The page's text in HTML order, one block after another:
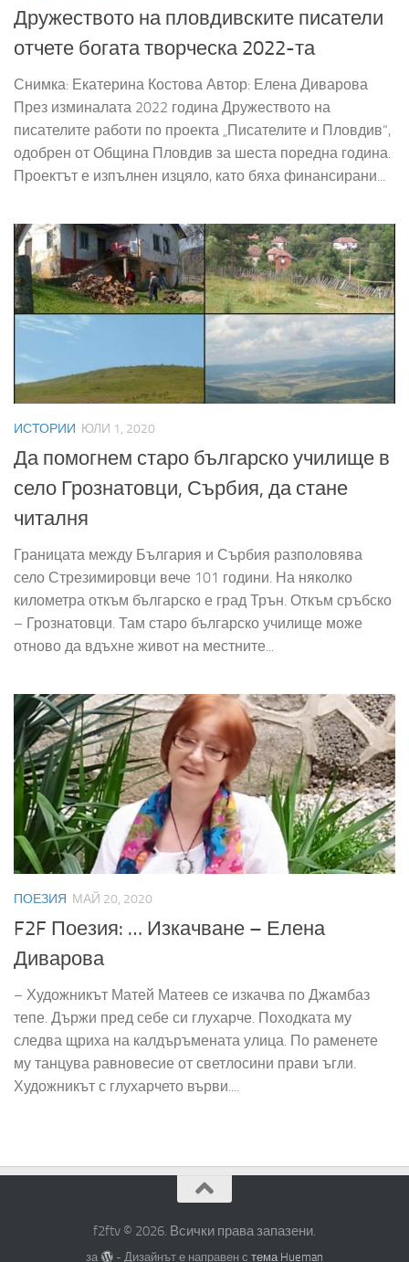
Дружеството на пловдивските писатели
отчете богата творческа 2022-та
Снимка: Екатерина Костова Автор: Елена Диварова
През изминалата 2022 година Дружеството на
писателите работи по проекта „Писателите и Пловдив“,
одобрен от Община Пловдив за шеста поредна година.
Проектът е изпълнен изцяло, като бяха финансирани...
ИСТОРИИ ЮЛИ 1, 2020
Да помогнем старо българско училище в
село Грознатовци, Сърбия, да стане
читалня
Границата между България и Сърбия разполовява
село Стрезимировци вече 101 години. На няколко
километра откъм българско е град Трън. Откъм сръбско
– Грознатовци. Там старо българско училище може
отново да вдъхне живот на местните...
ПОЕЗИЯ МАЙ 20, 2020
F2F Поезия: … Изкачване – Елена
Диварова
– Художникът Матей Матеев се изкачва по Джамбаз
тепе. Държи пред себе си глухарче. Походката му
следва щриха на калдъръмената улица. По раменете
му танцува равновесие от светлосини прави ъгли.
Художникът с глухарчето върви....
f2ftv © 2026. Всички права запазени.
за - Дизайнът е направен с тема Hueman